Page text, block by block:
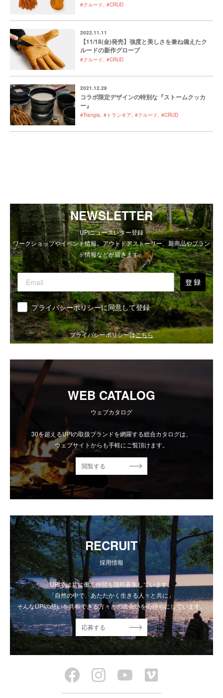
#クルード #CRUD
2022.11.11
【11/18(金)発売】強度と美しさを兼ね備えたク
ルードの新作グローブ
#クルード #CRUD
2021.12.28
コラボ限定デザインの特別な『ストームクッカ
ー』
#Trangia #トランギア #クルード #CRUD
NEWSLETTER
UPIニュースレター登録
ワークショップやイベント情報、アウトドアストーリー、新商品やブラン
ド情報などが届きます。
登 録
同意 プライバシーポリシーに同意して登録
プライバシーポリシーはこちら
WEB CATALOG
ウェブカタログ
30を超えるUPIの取扱ブランドを網羅する総合カタログは、
ウェブサイトからも手軽にご覧頂けます。
閲覧する
RECRUIT
採用情報
UPIでは共に働く仲間を随時募集しています。
「自然の中で、あたたかく生きる人々と共に」
そんなUPIの想いを共有できる方々との出会いを心待ちにしています。
応募する